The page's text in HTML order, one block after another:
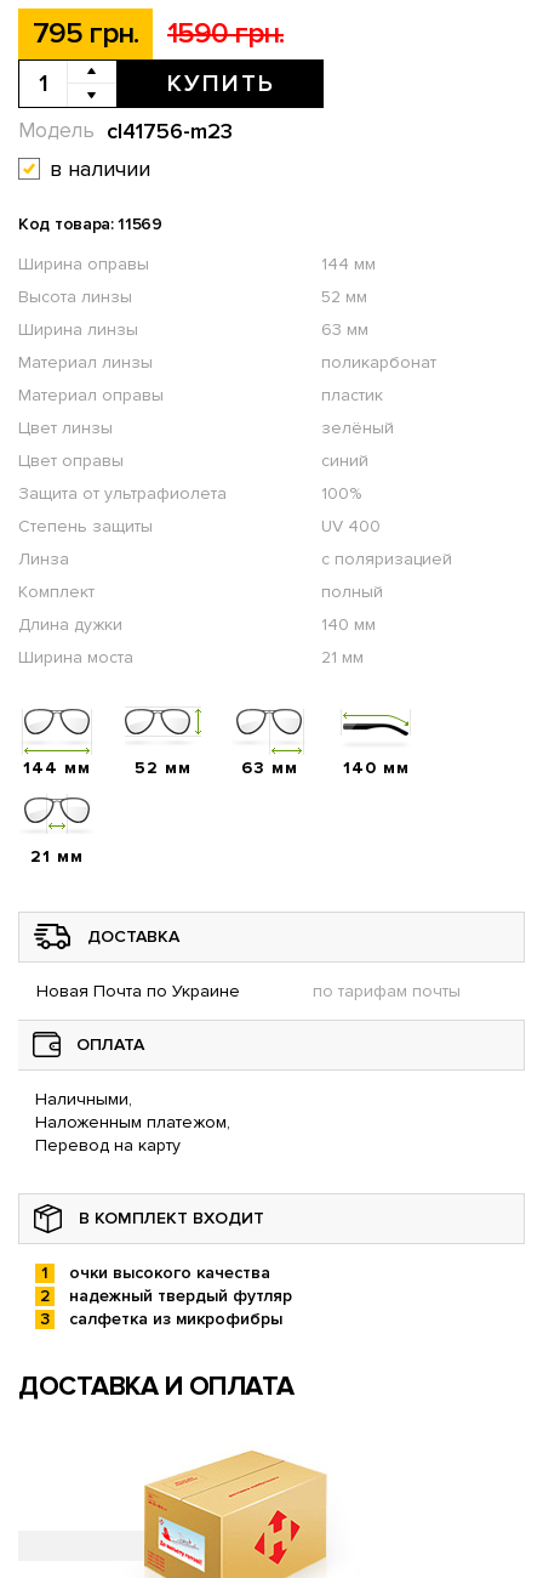
795 грн. 1590 грн.
КУПИТЬ
cl41756-m23
Модель
в наличии
Код товара: 11569
Ширина оправы
144 мм
Высота линзы
52 мм
Ширина линзы
63 мм
Материал линзы
поликарбонат
Материал оправы
пластик
Цвет линзы
зелёный
Цвет оправы
синий
Защита от ультрафиолета
100%
Степень защиты
UV 400
Линза
с поляризацией
Комплект
полный
Длина дужки
140 мм
Ширина моста
21 мм
144 мм 52 мм 63 мм 140 мм
21 мм
ДОСТАВКА
Новая Почта по Украине по тарифам почты
ОПЛАТА
Наличными,
Наложенным платежом,
Перевод на карту
В КОМПЛЕКТ ВХОДИТ
очки высокого качества
надежный твердый футляр
салфетка из микрофибры
ДОСТАВКА И ОПЛАТА